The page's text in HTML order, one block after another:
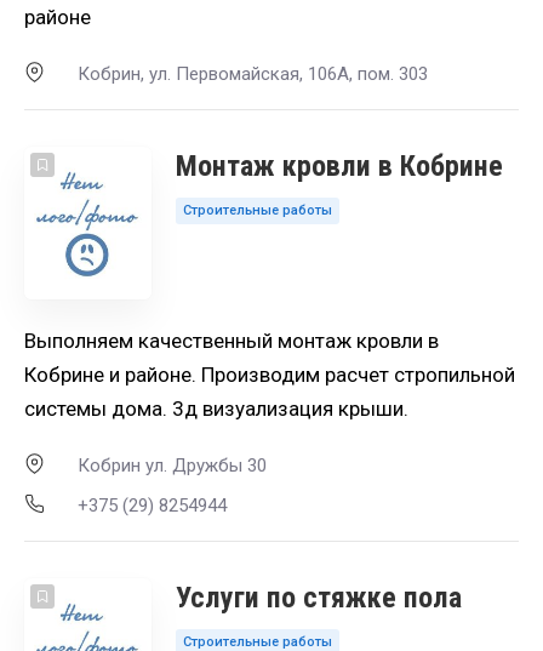
районе
Кобрин, ул. Первомайская, 106А, пом. 303
Монтаж кровли в Кобрине
Строительные работы
Выполняем качественный монтаж кровли в
Кобрине и районе. Производим расчет стропильной
системы дома. 3д визуализация крыши.
Кобрин ул. Дружбы 30
+375 (29) 8254944
Услуги по стяжке пола
Строительные работы